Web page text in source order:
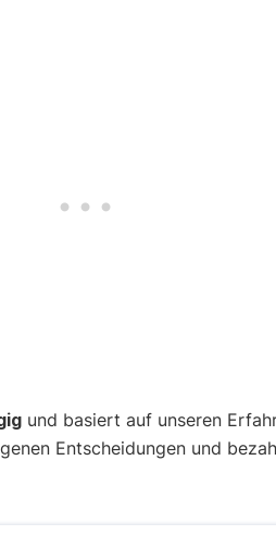
und basiert auf unseren
Entscheidungen und